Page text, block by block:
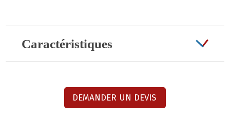
Caractéristiques
DEMANDER UN DEVIS